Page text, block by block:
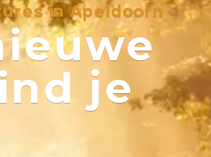
in Apeldoorn
je